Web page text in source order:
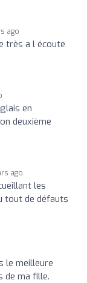
ago
très a l écoute
en
deuxième
ago
les
tout de défauts
le meilleure
de ma fille.